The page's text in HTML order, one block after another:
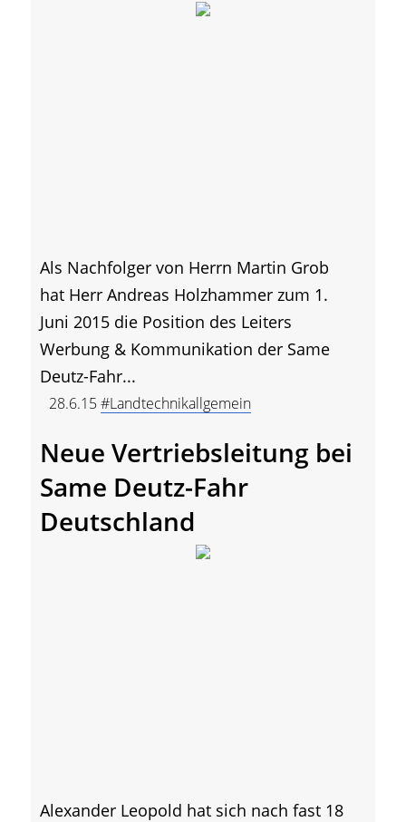
Als Nachfolger von Herrn Martin Grob
hat Herr Andreas Holzhammer zum 1.
Juni 2015 die Position des Leiters
Werbung & Kommunikation der Same
Deutz-Fahr...
28.6.15#Landtechnikallgemein
Neue Vertriebsleitung bei
Same Deutz-Fahr
Deutschland
Alexander Leopold hat sich nach fast 18